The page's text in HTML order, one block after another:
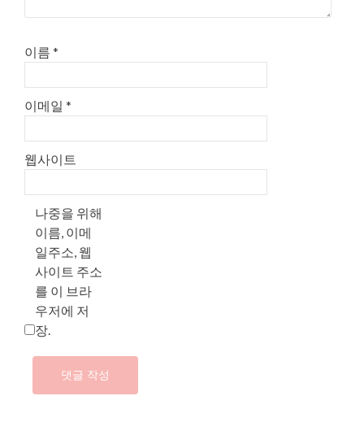
이름 *
이메일 *
웹사이트
나중을 위해
이름, 이메
일주소, 웹
사이트 주소
를 이 브라
우저에 저
장.